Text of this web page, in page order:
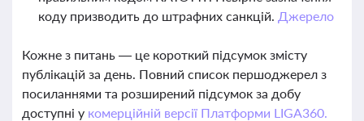
коду призводить до штрафних санкцій. Джерело
Кожне з питань — це короткий підсумок змісту
публікацій за день. Повний список першоджерел з
посиланнями та розширений підсумок за добу
доступні у комерційній версії Платформи LIGA360.